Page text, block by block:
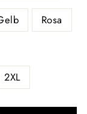
Rosa
2XL